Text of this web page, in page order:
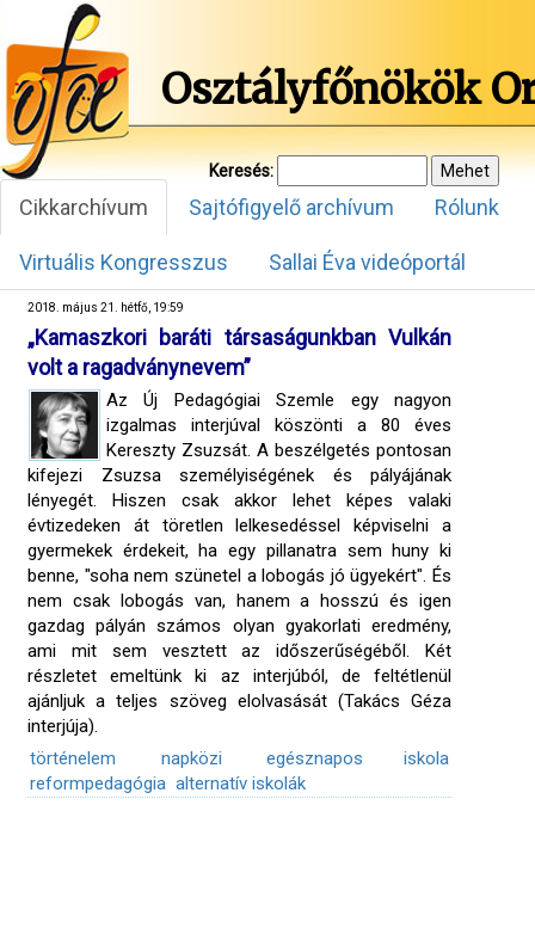
Osztályfőnökök
Keresés:
Cikkarchívum Sajtófigyelő archívum Rólunk
Virtuális Kongresszus Sallai Éva videóportál
2018. május 21. hétfő, 19:59
„Kamaszkori baráti társaságunkban Vulkán
volt a ragadványnevem”
Az Új Pedagógiai Szemle egy nagyon
izgalmas interjúval köszönti a 80 éves
Kereszty Zsuzsát. A beszélgetés pontosan
kifejezi Zsuzsa személyiségének és pályájának
lényegét. Hiszen csak akkor lehet képes valaki
évtizedeken át töretlen lelkesedéssel képviselni a
gyermekek érdekeit, ha egy pillanatra sem huny ki
benne, "soha nem szünetel a lobogás jó ügyekért". És
nem csak lobogás van, hanem a hosszú és igen
gazdag pályán számos olyan gyakorlati eredmény,
ami mit sem vesztett az időszerűségéből. Két
részletet emeltünk ki az interjúból, de feltétlenül
ajánljuk a teljes szöveg elolvasását (Takács Géza
interjúja).
történelem
napközi
egésznapos iskola
reformpedagógia alternatív iskolák